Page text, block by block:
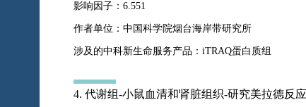
影响因子：6.551
作者单位：中国科学院烟台海岸带研究所
涉及的中科新生命服务产品：iTRAQ蛋白质组
4. 代谢组-小鼠血清和肾脏组织-研究美拉德反